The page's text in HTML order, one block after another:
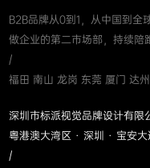
B2B品牌从0到1，从中国到全
做企业的第二市场部，持续陪
/
福田 南山 龙岗 东莞 厦门 达
深圳市标派视觉品牌设计有限
粤港澳大湾区 · 深圳 · 宝安
/